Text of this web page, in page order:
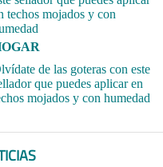
de las goteras con este
que puedes aplicar en
mojados y con humedad